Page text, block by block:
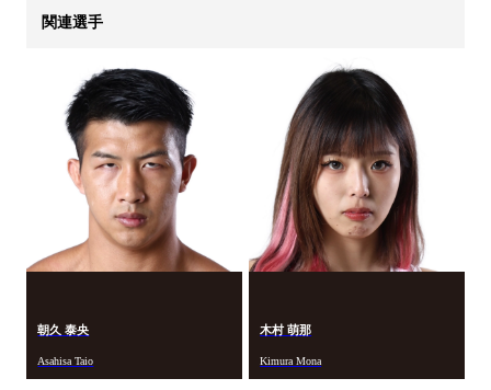
関連選手
朝久 泰央
Asahisa Taio
木村 萌那
Kimura Mona